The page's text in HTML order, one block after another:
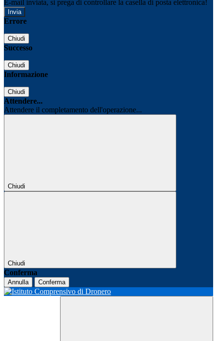
E-mail inviata, si prega di controllare la casella di posta elettronica!
Errore
Chiudi
Successo
Chiudi
Informazione
Chiudi
Attendere...
Attendere il completamento dell'operazione...
Chiudi
Chiudi
Conferma
Annulla Conferma